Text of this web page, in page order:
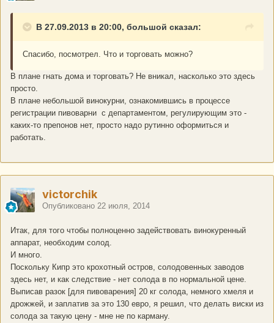
В 27.09.2013 в 20:00, большой сказал:
Спасибо, посмотрел. Что и торговать можно?
В плане гнать дома и торговать? Не вникал, насколько это здесь
просто.
В плане небольшой винокурни, ознакомившись в процессе
регистрации пивоварни с департаментом, регулирующим это -
каких-то препонов нет, просто надо рутинно оформиться и
работать.
victorchik
Опубликовано 22 июля, 2014
Итак, для того чтобы полноценно задействовать винокуренный
аппарат, необходим солод.
И много.
Поскольку Кипр это крохотный остров, солодовенных заводов
здесь нет, и как следствие - нет солода в по нормальной цене.
Выписав разок [для пивоварения] 20 кг солода, немного хмеля и
дрожжей, и заплатив за это 130 евро, я решил, что делать виски из
солода за такую цену - мне не по карману.